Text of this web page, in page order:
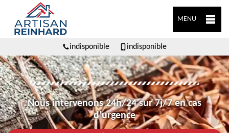
MENU
indisponible indisponible
Nous intervenons 24h/24 sur 7j/7 en cas
d'urgence